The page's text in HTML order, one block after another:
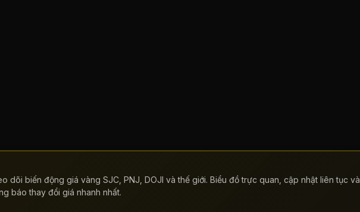
dõi biến động giá vàng SJC, PNJ, DOJI và thế giới. Biểu đồ trực quan, cập nhật liên tục và
báo thay đổi giá nhanh nhất.